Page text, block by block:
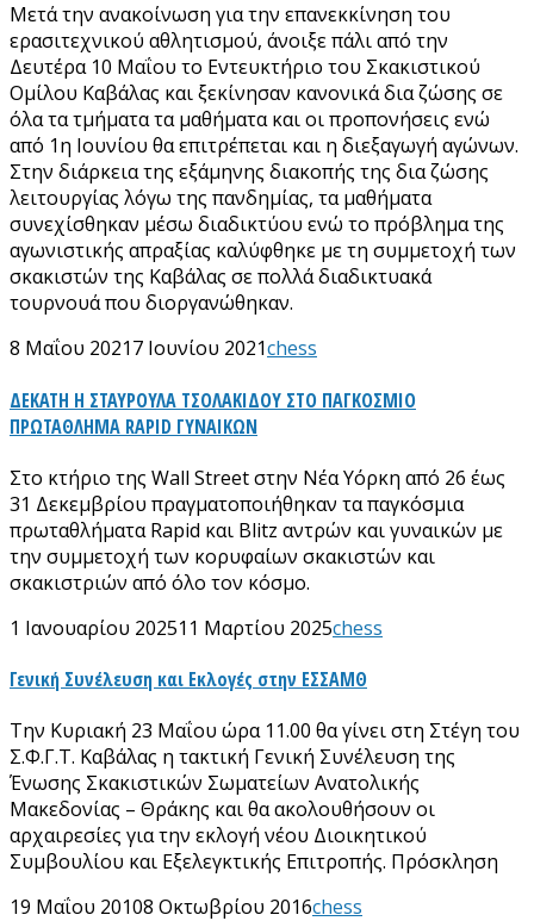
Μετά την ανακοίνωση για την επανεκκίνηση του
ερασιτεχνικού αθλητισμού, άνοιξε πάλι από την
Δευτέρα 10 Μαΐου το Εντευκτήριο του Σκακιστικού
Ομίλου Καβάλας και ξεκίνησαν κανονικά δια ζώσης σε
όλα τα τμήματα τα μαθήματα και οι προπονήσεις ενώ
από 1η Ιουνίου θα επιτρέπεται και η διεξαγωγή αγώνων.
Στην διάρκεια της εξάμηνης διακοπής της δια ζώσης
λειτουργίας λόγω της πανδημίας, τα μαθήματα
συνεχίσθηκαν μέσω διαδικτύου ενώ το πρόβλημα της
αγωνιστικής απραξίας καλύφθηκε με τη συμμετοχή των
σκακιστών της Καβάλας σε πολλά διαδικτυακά
τουρνουά που διοργανώθηκαν.
8 Μαΐου 20217 Ιουνίου 2021chess
ΔΕΚΑΤΗ Η ΣΤΑΥΡΟΥΛΑ ΤΣΟΛΑΚΙΔΟΥ ΣΤΟ ΠΑΓΚΟΣΜΙΟ
ΠΡΩΤΑΘΛΗΜΑ RAPID ΓΥΝΑΙΚΩΝ
Στο κτήριο της Wall Street στην Νέα Υόρκη από 26 έως
31 Δεκεμβρίου πραγματοποιήθηκαν τα παγκόσμια
πρωταθλήματα Rapid και Blitz αντρών και γυναικών με
την συμμετοχή των κορυφαίων σκακιστών και
σκακιστριών από όλο τον κόσμο.
1 Ιανουαρίου 202511 Μαρτίου 2025chess
Γενική Συνέλευση και Εκλογές στην ΕΣΣΑΜΘ
Την Κυριακή 23 Μαΐου ώρα 11.00 θα γίνει στη Στέγη του
Σ.Φ.Γ.Τ. Καβάλας η τακτική Γενική Συνέλευση της
Ένωσης Σκακιστικών Σωματείων Ανατολικής
Μακεδονίας – Θράκης και θα ακολουθήσουν οι
αρχαιρεσίες για την εκλογή νέου Διοικητικού
Συμβουλίου και Εξελεγκτικής Επιτροπής. Πρόσκληση
19 Μαΐου 20108 Οκτωβρίου 2016chess